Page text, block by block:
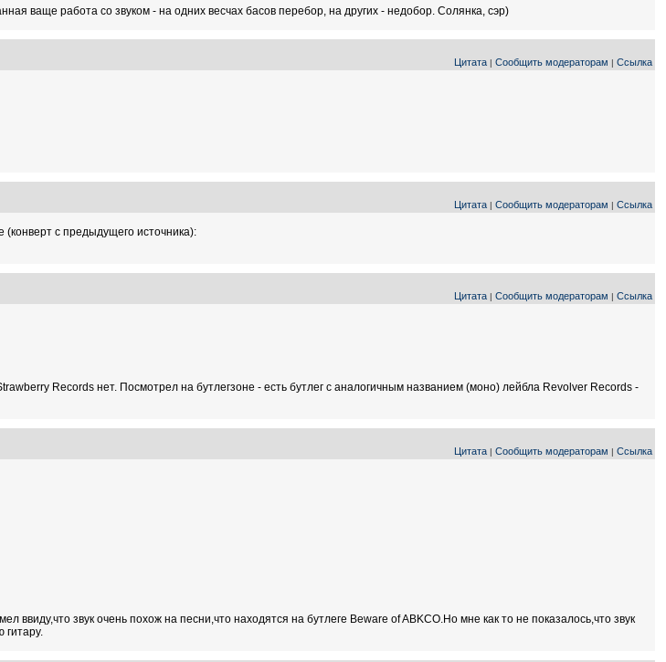
ваще работа со звуком - на одних весчах басов перебор, на других - недобор. Солянка, сэр)
Цитата | Сообщить модераторам | Ссылка
Цитата | Сообщить модераторам | Ссылка
с предыдущего источника):
Цитата | Сообщить модераторам | Ссылка
Records нет. Посмотрел на бутлегзоне - есть бутлег с аналогичным названием (моно) лейбла Revolver Records -
Цитата | Сообщить модераторам | Ссылка
ввиду,что звук очень похож на песни,что находятся на бутлеге Beware of ABKCO.Но мне как то не показалось,что звук
гитару.